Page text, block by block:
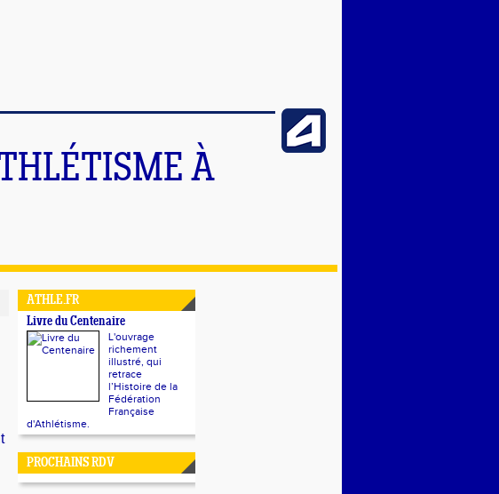
À
ATHLE.FR
Livre du Centenaire
L'ouvrage
richement
illustré, qui
retrace
l’Histoire de la
Fédération
Française
d'Athlétisme.
PROCHAINS RDV